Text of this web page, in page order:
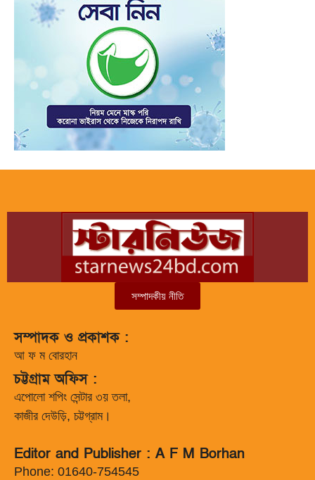
সম্পাদকীয় নীতি
সম্পাদক ও প্রকাশক :
আ ফ ম বোরহান
চট্টগ্রাম অফিস :
এপোলো শপিং সেন্টার ৩য় তলা,
কাজীর দেউড়ি, চট্টগ্রাম।
Editor and Publisher : A F M Borhan
Phone: 01640-754545